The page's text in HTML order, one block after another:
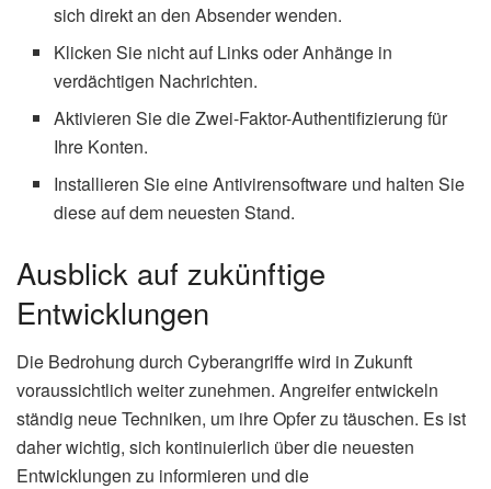
sich direkt an den Absender wenden.
Klicken Sie nicht auf Links oder Anhänge in
verdächtigen Nachrichten.
Aktivieren Sie die Zwei-Faktor-Authentifizierung für
Ihre Konten.
Installieren Sie eine Antivirensoftware und halten Sie
diese auf dem neuesten Stand.
Ausblick auf zukünftige
Entwicklungen
Die Bedrohung durch Cyberangriffe wird in Zukunft
voraussichtlich weiter zunehmen. Angreifer entwickeln
ständig neue Techniken, um ihre Opfer zu täuschen. Es ist
daher wichtig, sich kontinuierlich über die neuesten
Entwicklungen zu informieren und die